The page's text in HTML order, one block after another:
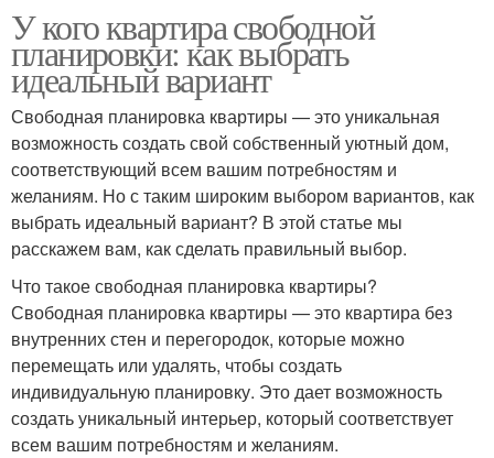
У кого квартира свободной
планировки: как выбрать
идеальный вариант
Свободная планировка квартиры — это уникальная
возможность создать свой собственный уютный дом,
соответствующий всем вашим потребностям и
желаниям. Но с таким широким выбором вариантов, как
выбрать идеальный вариант? В этой статье мы
расскажем вам, как сделать правильный выбор.
Что такое свободная планировка квартиры?
Свободная планировка квартиры — это квартира без
внутренних стен и перегородок, которые можно
перемещать или удалять, чтобы создать
индивидуальную планировку. Это дает возможность
создать уникальный интерьер, который соответствует
всем вашим потребностям и желаниям.